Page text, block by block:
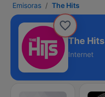
Emisoras The Hits
The Hits
Internet